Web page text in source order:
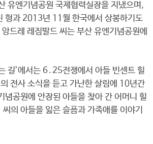
유엔기념공원 국제협력실장을 지냈으며,
형과 2013년 11월 한국에서 상봉하기도
드레 레짐발드 씨는 부산 유엔기념공원에
길’에서는 6․25전쟁에서 아들 빈센트 힐
전사 소식을 듣고 가난한 살림에 10년간
념공원에 안장된 아들을 찾아 간 어머니 힐
아들을 잃은 슬픔과 가족애를 이야기